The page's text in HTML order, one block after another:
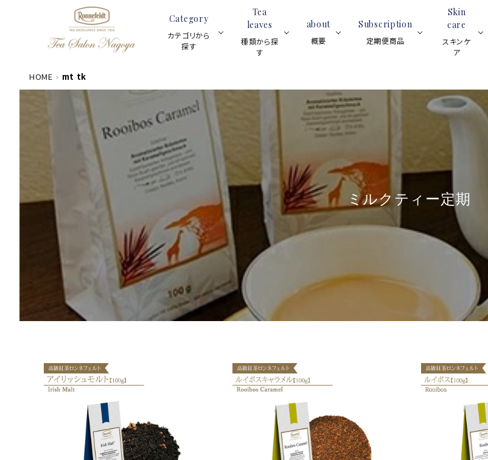
Category
カテゴリから
探す
ギフトセット
Tea
leaves
種類から探
す
ブラックティー フレーバーティー
ルイボスティー
レモンティー アイスティー
ノンカフェイン
シーズンティー
about
概要
ティーサロ
ンについて
Subscription
定期便商品
紅茶全般
ブティー
Skin
care
スキンケ
ア
ネイル
ネイル
ファイ
ACCOUNT MENU
person 新規会員登録
カテゴリーから探す
種類から探す
スキンケア
定期購入商品
プライバシーポリシー
特定商取引法について
お問い合わせ
HOME mt tk
ミルクティー定期